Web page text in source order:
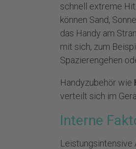
schnell extreme
können Sand,
das Handy am
mit sich, zum
Spazierengehen
Handyzubehör wie
verteilt sich im
Interne
Leistungsintensive